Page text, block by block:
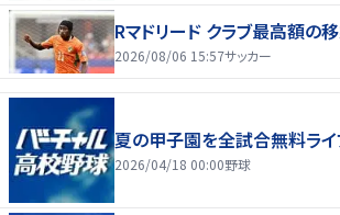
Rマドリード クラブ最高額の
2026/08/06 15:57サッカー
夏の甲子園を全試合無料ライ
2026/04/18 00:00野球